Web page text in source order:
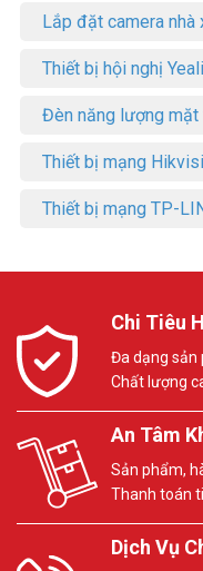
Lắp đặt camera nhà
Thiết bị hội nghị
Đèn năng lượng mặt
Thiết bị mạng
Thiết bị mạng TP-
Chi Tiêu
Đa dạng sản
Chất lượng
An Tâm
Sản phẩm,
Thanh toán
Dịch Vụ